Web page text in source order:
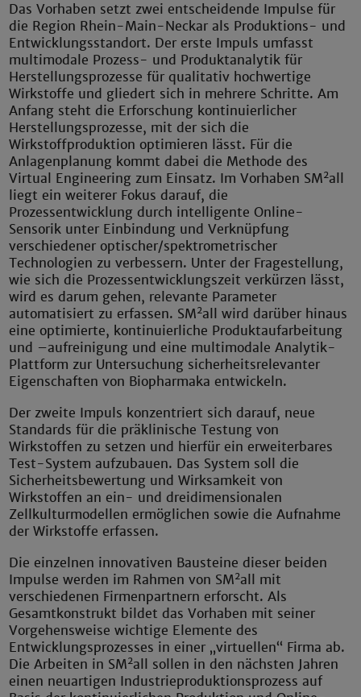
Das Vorhaben setzt zwei entscheidende Impulse für
die Region Rhein-Main-Neckar als Produktions- und
Entwicklungsstandort. Der erste Impuls umfasst
multimodale Prozess- und Produktanalytik für
Herstellungsprozesse für qualitativ hochwertige
Wirkstoffe und gliedert sich in mehrere Schritte. Am
Anfang steht die Erforschung kontinuierlicher
Herstellungsprozesse, mit der sich die
Wirkstoffproduktion optimieren lässt. Für die
Anlagenplanung kommt dabei die Methode des
Virtual Engineering zum Einsatz. Im Vorhaben SM2all
liegt ein weiterer Fokus darauf, die
Prozessentwicklung durch intelligente Online-
Sensorik unter Einbindung und Verknüpfung
verschiedener optischer/spektrometrischer
Technologien zu verbessern. Unter der Fragestellung,
wie sich die Prozessentwicklungszeit verkürzen lässt,
wird es darum gehen, relevante Parameter
automatisiert zu erfassen. SM2all wird darüber hinaus
eine optimierte, kontinuierliche Produktaufarbeitung
und –aufreinigung und eine multimodale Analytik-
Plattform zur Untersuchung sicherheitsrelevanter
Eigenschaften von Biopharmaka entwickeln.
Der zweite Impuls konzentriert sich darauf, neue
Standards für die präklinische Testung von
Wirkstoffen zu setzen und hierfür ein erweiterbares
Test-System aufzubauen. Das System soll die
Sicherheitsbewertung und Wirksamkeit von
Wirkstoffen an ein- und dreidimensionalen
Zellkulturmodellen ermöglichen sowie die Aufnahme
der Wirkstoffe erfassen.
Die einzelnen innovativen Bausteine dieser beiden
Impulse werden im Rahmen von SM2all mit
verschiedenen Firmenpartnern erforscht. Als
Gesamtkonstrukt bildet das Vorhaben mit seiner
Vorgehensweise wichtige Elemente des
Entwicklungsprozesses in einer „virtuellen“ Firma ab.
Die Arbeiten in SM2all sollen in den nächsten Jahren
einen neuartigen Industrieproduktionsprozess auf